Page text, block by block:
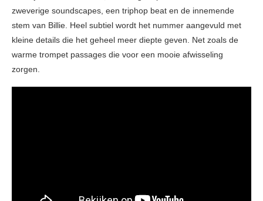
zweverige soundscapes, een triphop beat en de innemende
stem van Billie. Heel subtiel wordt het nummer aangevuld met
kleine details die het geheel meer diepte geven. Net zoals de
warme trompet passages die voor een mooie afwisseling
zorgen.